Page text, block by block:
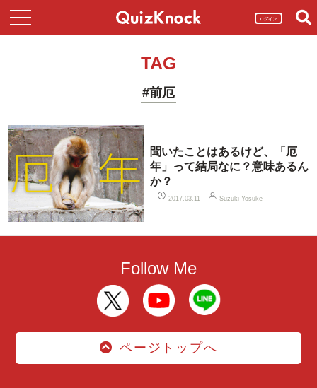
ログイン
TAG
#前厄
聞いたことはあるけど、「厄
年」って結局なに？意味あるん
か？
2017.03.11 Suzuki Yosuke
Follow Me
ページトップへ